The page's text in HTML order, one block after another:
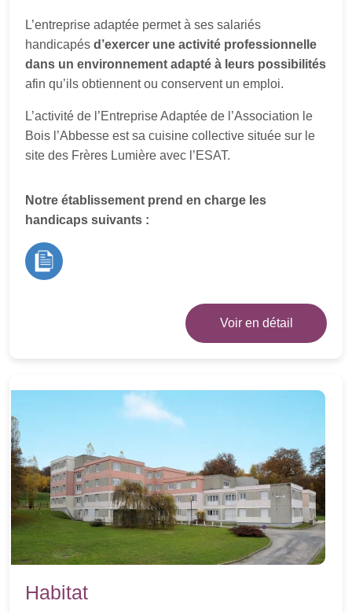
L’entreprise adaptée permet à ses salariés
handicapés d’exercer une activité professionnelle
dans un environnement adapté à leurs possibilités
afin qu’ils obtiennent ou conservent un emploi.
L’activité de l’Entreprise Adaptée de l’Association le
Bois l’Abbesse est sa cuisine collective située sur le
site des Frères Lumière avec l’ESAT.
Notre établissement prend en charge les
handicaps suivants :
Voir en détail
Habitat